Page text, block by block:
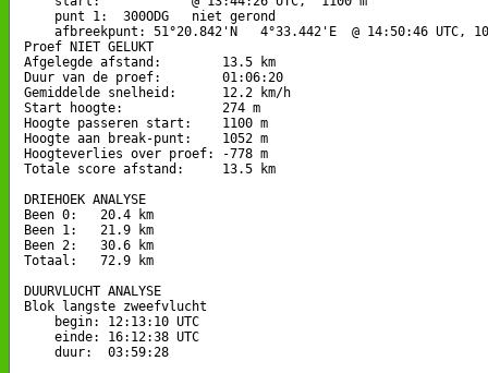
    punt 1:  300ODG   niet gerond
afbreekpunt: 51°20.842'N   4°33.442'E  @ 14:50:46 UTC,
Proef NIET GELUKT
Afgelegde afstand:        13.5 km
Duur van de proef:        01:06:20
Gemiddelde snelheid:      12.2 km/h
Start hoogte:             274 m
Hoogte passeren start:    1100 m
Hoogte aan break-punt:    1052 m
Hoogteverlies over proef: -778 m
Totale score afstand:     13.5 km
DRIEHOEK ANALYSE
Been 0:   20.4 km
Been 1:   21.9 km
Been 2:   30.6 km
Totaal:   72.9 km
DUURVLUCHT ANALYSE
Blok langste zweefvlucht
    begin: 12:13:10 UTC
    einde: 16:12:38 UTC
    duur:  03:59:28